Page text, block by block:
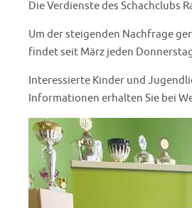
Die Verdienste des Schachclubs
Um der steigenden Nachfrage
findet seit März jeden
Interessierte Kinder und
Informationen erhalten Sie bei